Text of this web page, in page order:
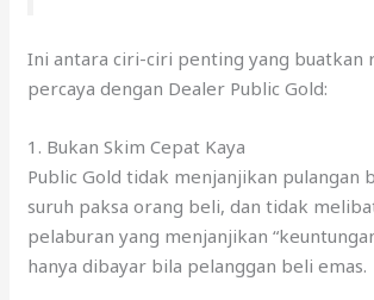
Ini antara ciri-ciri penting yang buatkan
percaya dengan Dealer Public Gold:
1. Bukan Skim Cepat Kaya
Public Gold tidak menjanjikan pulangan
suruh paksa orang beli, dan tidak
pelaburan yang menjanjikan
hanya dibayar bila pelanggan beli emas.